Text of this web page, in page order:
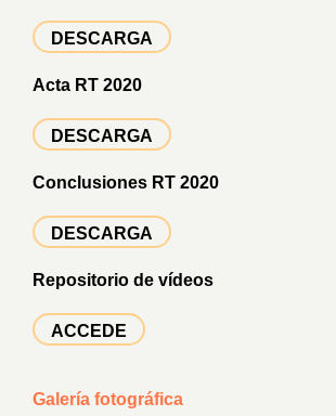
DESCARGA
Acta RT 2020
DESCARGA
Conclusiones RT 2020
DESCARGA
Repositorio de vídeos
ACCEDE
Galería fotográfica